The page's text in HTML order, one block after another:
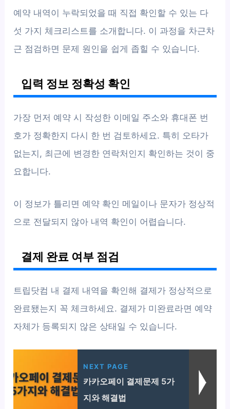
예약 내역이 누락되었을 때 직접 확인할 수 있는 다
섯 가지 체크리스트를 소개합니다. 이 과정을 차근차
근 점검하면 문제 원인을 쉽게 좁힐 수 있습니다.
입력 정보 정확성 확인
가장 먼저 예약 시 작성한 이메일 주소와 휴대폰 번
호가 정확한지 다시 한 번 검토하세요. 특히 오타가
없는지, 최근에 변경한 연락처인지 확인하는 것이 중
요합니다.
이 정보가 틀리면 예약 확인 메일이나 문자가 정상적
으로 전달되지 않아 내역 확인이 어렵습니다.
결제 완료 여부 점검
트립닷컴 내 결제 내역을 확인해 결제가 정상적으로
완료됐는지 꼭 체크하세요. 결제가 미완료라면 예약
자체가 등록되지 않은 상태일 수 있습니다.
NEXT PAGE
카카오페이 결제문제 5가
지와 해결법